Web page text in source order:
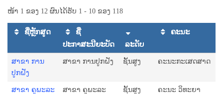
ໜ້າ 1 ຂອງ 12 ຜົນໄດ້ຮັບ 1 - 10 ຂອງ 118
ຊື່ຫຼັກສູດ
ຊື່
ປະກາສະນີຍະບັດ
ລະດັບ
ຄະນະ
ສາຂາ ການ
ປູກຝັງ
ສາຂາ ການປູກຝັງ ຊັ້ນສູງ ຄະນະກະເສດສາດ
ສາຂາ ຄູພະລະ
ສາຂາ ຄູພະລະ
ຊັ້ນສູງ
ຄະນະ ວິທະຍາ